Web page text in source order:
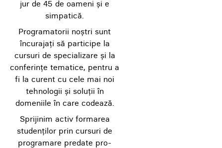
jur de 45 de oameni și e
simpatică.
Programatorii noștri sunt
încurajați să participe la
cursuri de specializare și la
conferințe tematice, pentru a
fi la curent cu cele mai noi
tehnologii și soluții în
domeniile în care codează.
Sprijinim activ formarea
studenților prin cursuri de
programare predate pro-